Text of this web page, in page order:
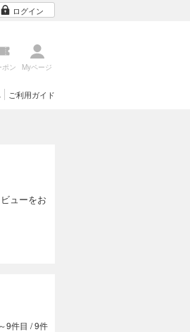
ログイン
ポン Myページ
ご利用ガイド
ューをお
9件目 /9件